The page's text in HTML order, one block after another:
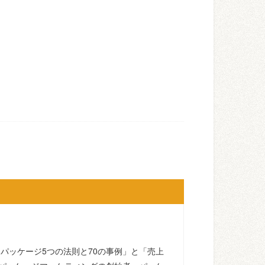
ッケージ5つの法則と70の事例」と「売上